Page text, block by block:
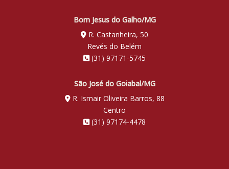
Bom Jesus do Galho/MG
R. Castanheira, 50
Revés do Belém
(31) 97171-5745
São José do Goiabal/MG
R. Ismair Oliveira Barros, 88
Centro
(31) 97174-4478